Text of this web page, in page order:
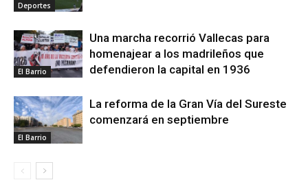
Deportes
El Barrio
Una marcha recorrió Vallecas para
homenajear a los madrileños que
defendieron la capital en 1936
El Barrio
La reforma de la Gran Vía del Sureste
comenzará en septiembre